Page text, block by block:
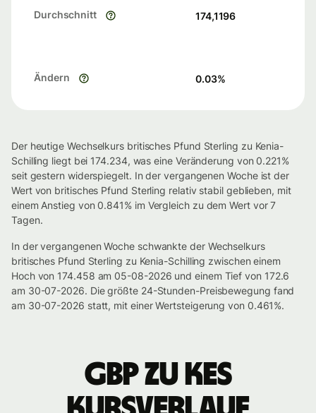
Durchschnitt 174,1196
Ändern 0.03%
Der heutige Wechselkurs britisches Pfund Sterling zu Kenia-
Schilling liegt bei 174.234, was eine Veränderung von 0.221%
seit gestern widerspiegelt. In der vergangenen Woche ist der
Wert von britisches Pfund Sterling relativ stabil geblieben, mit
einem Anstieg von 0.841% im Vergleich zu dem Wert vor 7
Tagen.
In der vergangenen Woche schwankte der Wechselkurs
britisches Pfund Sterling zu Kenia-Schilling zwischen einem
Hoch von 174.458 am 05-08-2026 und einem Tief von 172.6
am 30-07-2026. Die größte 24-Stunden-Preisbewegung fand
am 30-07-2026 statt, mit einer Wertsteigerung von 0.461%.
GBP zu KES